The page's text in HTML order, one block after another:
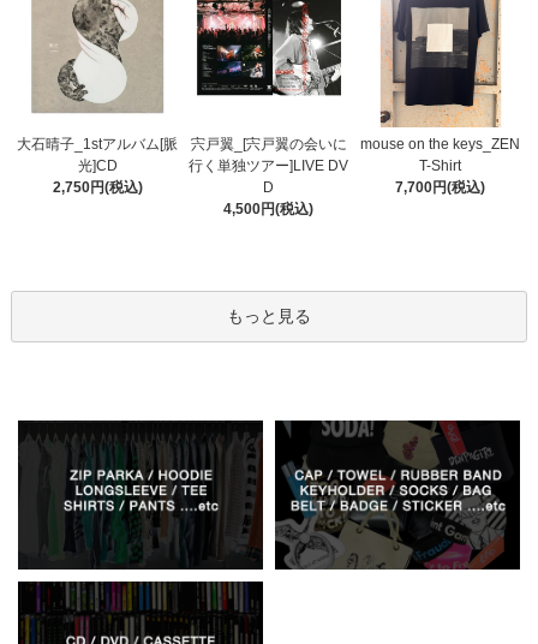
大石晴子_1stアルバム[脈
光]CD
2,750円(税込)
宍戸翼_[宍戸翼の会いに
行く単独ツアー]LIVE DV
D
4,500円(税込)
mouse on the keys_ZEN
T-Shirt
7,700円(税込)
もっと見る